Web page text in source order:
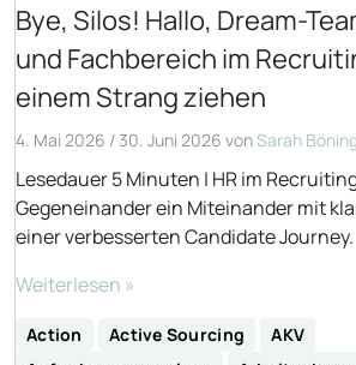
Bye, Silos! Hallo, Dream-
und Fachbereich im
einem Strang ziehen
4. Mai 2026 / 30. Juni 2026 vonSarah
Lesedauer 5 Minuten | HR im
Gegeneinander ein Miteinander mit
einer verbesserten Candidate Journey.
Weiterlesen »
Action Active Sourcing
AKV